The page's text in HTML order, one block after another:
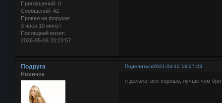
Приглашений: 0
Сообщений: 42
Провел на форуме:
3 часа 10 минут
Последний визит:
2026-05-06 20:23:57
Поделиться2021-04-12 18:27:23
Подруга
Новичок
я делала. все хорошо, лучше чем